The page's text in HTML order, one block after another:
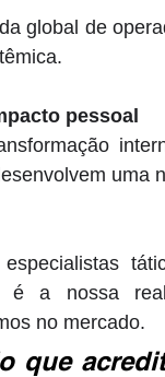
global de
pessoal
uma
é a nossa
no mercado.
que